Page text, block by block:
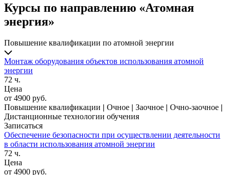
Курсы по направлению «Атомная
энергия»
Повышение квалификации по атомной энергии
Монтаж оборудования объектов использования атомной
энергии
72 ч.
Цена
от 4900 руб.
Повышение квалификации | Очное | Заочное | Очно-заочное |
Дистанционные технологии обучения
Записаться
Обеспечение безопасности при осуществлении деятельности
в области использования атомной энергии
72 ч.
Цена
от 4900 руб.